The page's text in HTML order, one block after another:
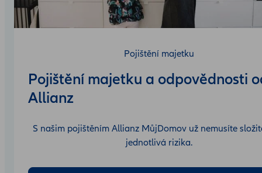
Pojištění majetku
Pojištění majetku a odpovědnosti
Allianz
S našim pojištěním Allianz MůjDomov už nemusíte
jednotlivá rizika.